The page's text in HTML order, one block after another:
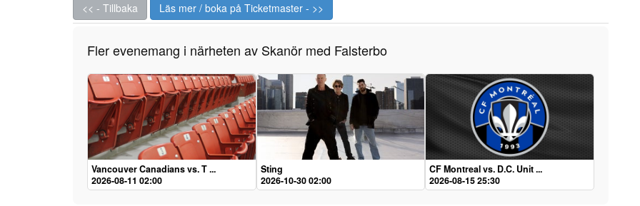
<< - Tillbaka Läs mer / boka på Ticketmaster - >>
Fler evenemang i närheten av Skanör med Falsterbo
Vancouver Canadians vs. T ...
2026-08-11 02:00
Sting
2026-10-30 02:00
CF Montreal vs. D.C. Unit ...
2026-08-15 25:30